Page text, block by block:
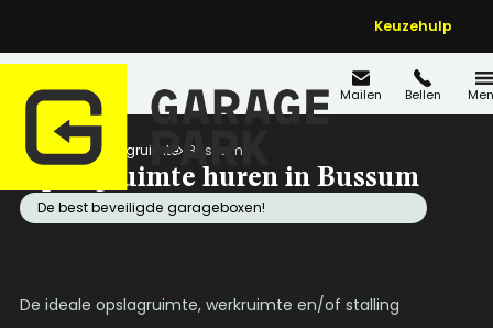
Keuzehulp
Mailen Bellen
Home Opslagruimte Bussum
Opslagruimte huren in Bussum
De best beveiligde garageboxen!
De ideale opslagruimte, werkruimte en/of stalling